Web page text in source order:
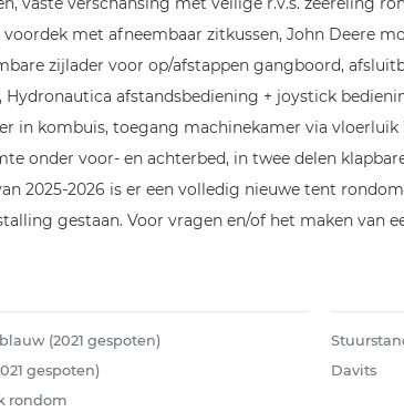
met afneembaar zitkussen, John Deere
zijlader voor op/afstappen gangboord,
afstandsbediening + joystick
in kombuis, toegang machinekamer via
onder voor- en achterbed, in twee delen
2025-2026 is er een volledig nieuwe tent
gestaan. Voor vragen en/of het maken van
(2021 gespoten)
gespoten)
rondom
Davits